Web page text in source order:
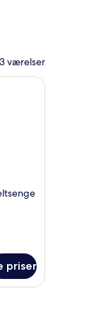
- aug. 16
værelser
Gratis baby-/
priser